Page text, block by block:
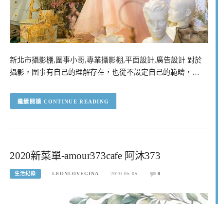
新北市攝影棚,圍事小哥,專業攝影棚,平面設計,廣告設計 對於
攝影，圍事有自己的理解存在，也從不設定自己的範疇，…
CONTINUE READING
2020新菜單-amour373cafe 阿沐373
生活紀錄 LEONLOVEGINA 2020-05-05 0